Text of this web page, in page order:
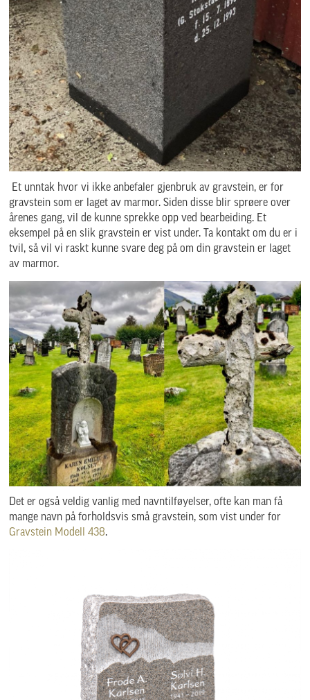
Et unntak hvor vi ikke anbefaler gjenbruk av gravstein, er for
gravstein som er laget av marmor. Siden disse blir sprøere over
årenes gang, vil de kunne sprekke opp ved bearbeiding. Et
eksempel på en slik gravstein er vist under. Ta kontakt om du er i
tvil, så vil vi raskt kunne svare deg på om din gravstein er laget
av marmor.
Det er også veldig vanlig med navntilføyelser, ofte kan man få
mange navn på forholdsvis små gravstein, som vist under for
Gravstein Modell 438.